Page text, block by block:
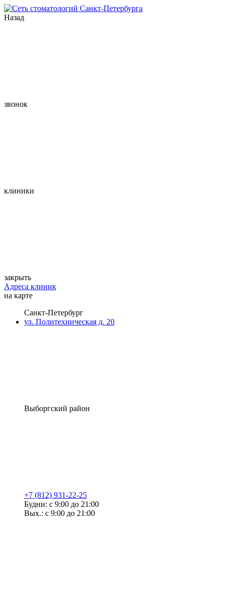
Назад
звонок
клиники
закрыть
Адреса клиник
на карте
Санкт-Петербург
ул. Политехническая д. 20
Выборгский район
+7 (812) 931-22-25
Будни: с 9:00 до 21:00
Вых.: с 9:00 до 21:00